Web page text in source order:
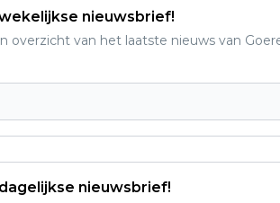
nieuwsbrief!
overzicht van het laatste nieuws van
nieuwsbrief!